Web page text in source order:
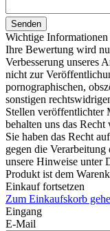
Senden
Wichtige Informationen
Ihre Bewertung wird
Verbesserung unseres
nicht zur
pornographischen,
sonstigen
Stellen veröffentlichter
behalten uns das
Sie haben das Recht
gegen die
unsere Hinweise unter
Produkt ist dem
Einkauf fortsetzen
Zum Einkaufskorb
Eingang
E-Mail